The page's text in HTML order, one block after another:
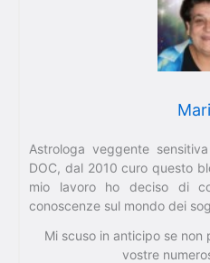
Astrologa veggente
DOC, dal 2010 curo questo
mio lavoro ho deciso di
conoscenze sul mondo dei
Mi scuso in anticipo se
vostre